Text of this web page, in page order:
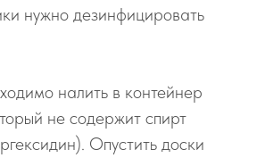
нужно дезинфицировать
налить в контейнер
не содержит спирт
Опустить доски